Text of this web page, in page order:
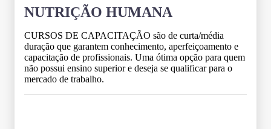
NUTRIÇÃO HUMANA
CURSOS DE CAPACITAÇÃO são de curta/média
duração que garantem conhecimento, aperfeiçoamento e
capacitação de profissionais. Uma ótima opção para quem
não possui ensino superior e deseja se qualificar para o
mercado de trabalho.